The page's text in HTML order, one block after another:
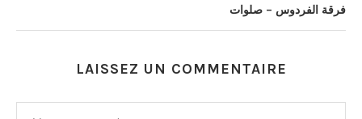
فرقة الفردوس – صلوات
LAISSEZ UN COMMENTAIRE